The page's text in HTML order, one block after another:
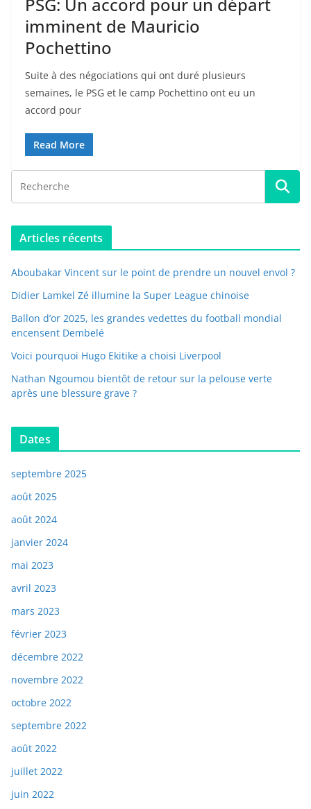
PSG: Un accord pour un départ
imminent de Mauricio
Pochettino
Suite à des négociations qui ont duré plusieurs
semaines, le PSG et le camp Pochettino ont eu un
accord pour
Read More
Articles récents
Aboubakar Vincent sur le point de prendre un nouvel envol ?
Didier Lamkel Zé illumine la Super League chinoise
Ballon d’or 2025, les grandes vedettes du football mondial
encensent Dembelé
Voici pourquoi Hugo Ekitike a choisi Liverpool
Nathan Ngoumou bientôt de retour sur la pelouse verte
après une blessure grave ?
Dates
septembre 2025
août 2025
août 2024
janvier 2024
mai 2023
avril 2023
mars 2023
février 2023
décembre 2022
novembre 2022
octobre 2022
septembre 2022
août 2022
juillet 2022
juin 2022